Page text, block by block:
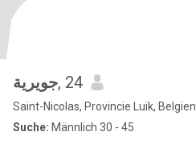
جويرية, 24
Saint-Nicolas, Provincie Luik, Belgien
Suche: Männlich 30 - 45